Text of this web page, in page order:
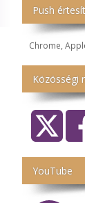
Push
Chrome,
Közösségi
YouTube